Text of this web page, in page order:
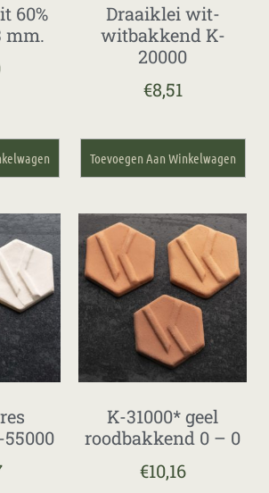
60%
mm.
Draaiklei wit-
witbakkend K-
20000
€8,51
Toevoegen Aan Winkelwagen
K-31000* geel
roodbakkend 0 – 0
€10,16